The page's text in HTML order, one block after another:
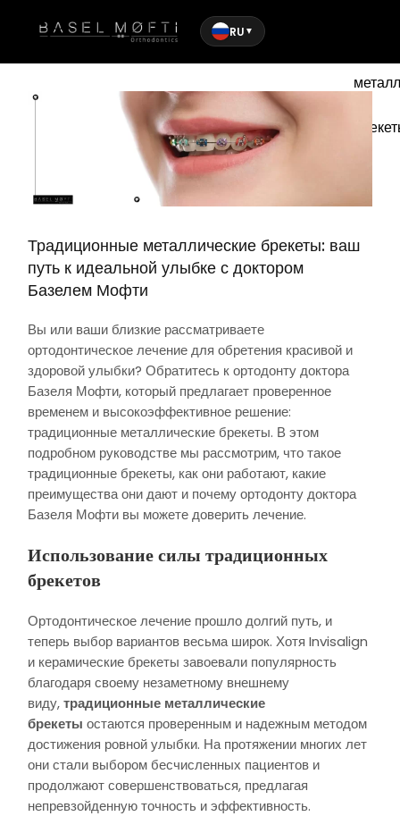
RU ▼
Традиционные металлические брекеты: ваш
путь к идеальной улыбке с доктором
Базелем Мофти
Вы или ваши близкие рассматриваете
ортодонтическое лечение для обретения красивой и
здоровой улыбки? Обратитесь к ортодонту доктора
Базеля Мофти, который предлагает проверенное
временем и высокоэффективное решение:
традиционные металлические брекеты. В этом
подробном руководстве мы рассмотрим, что такое
традиционные брекеты, как они работают, какие
преимущества они дают и почему ортодонту доктора
Базеля Мофти вы можете доверить лечение.
Использование силы традиционных
брекетов
Ортодонтическое лечение прошло долгий путь, и
теперь выбор вариантов весьма широк. Хотя Invisalign
и керамические брекеты завоевали популярность
благодаря своему незаметному внешнему
виду,традиционные металлические
брекеты остаются проверенным и надежным методом
достижения ровной улыбки. На протяжении многих лет
они стали выбором бесчисленных пациентов и
продолжают совершенствоваться, предлагая
непревзойденную точность и эффективность.